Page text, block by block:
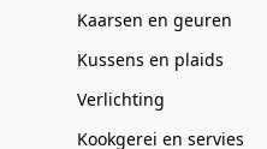
Kaarsen en geuren
Kussens en plaids
Verlichting
Kookgerei en servies